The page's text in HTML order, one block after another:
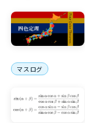
マスログ